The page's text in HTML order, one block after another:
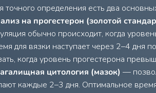
точного определения есть два
на прогестерон (золотой
обычно происходит, когда
для вязки наступает через 2–4 дня
когда уровень прогестерона
цитология (мазок) —
каждые 2–3 дня. Оптимальное